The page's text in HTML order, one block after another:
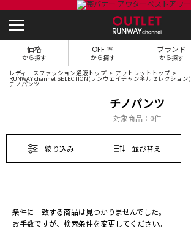
価格
から探す
OFF 率
から探す
ブランド
から探す
レディースファッション通販トップ アウトレットトップ
RUNWAY channel SELECTION(ランウェイチャンネルセレクション)
チノパンツ
チノパンツ
対象商品： 0件
絞り込み 並び替え
条件に一致する商品は見つかりませんでした。
お手数ですが、検索条件を変更してください。